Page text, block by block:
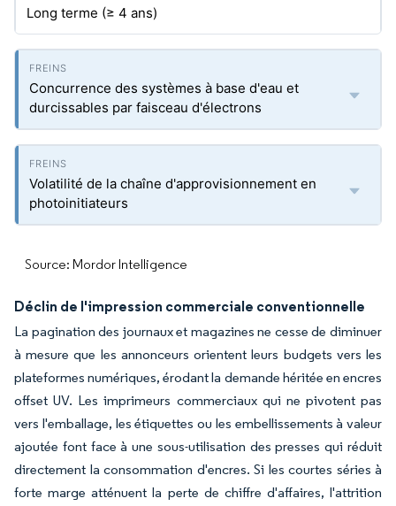
Long terme (≥ 4 ans)
Concurrence des systèmes à base d'eau et
durcissables par faisceau d'électrons
Volatilité de la chaîne d'approvisionnement en
photoinitiateurs
Source: Mordor Intelligence
Déclin de l'impression commerciale conventionnelle
La pagination des journaux et magazines ne cesse de diminuer
à mesure que les annonceurs orientent leurs budgets vers les
plateformes numériques, érodant la demande héritée en encres
offset UV. Les imprimeurs commerciaux qui ne pivotent pas
vers l'emballage, les étiquettes ou les embellissements à valeur
ajoutée font face à une sous-utilisation des presses qui réduit
directement la consommation d'encres. Si les courtes séries à
forte marge atténuent la perte de chiffre d'affaires, l'attrition